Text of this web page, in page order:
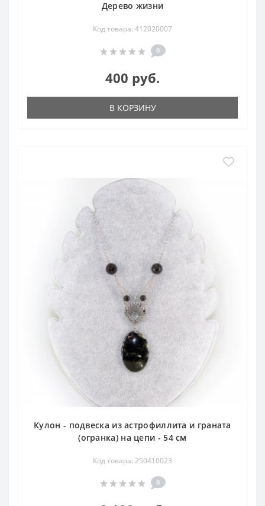
Дерево жизни
Код товара: 412020007
0
400 руб.
В КОРЗИНУ
Кулон - подвеска из астрофиллита и граната
(огранка) на цепи - 54 см
Код товара: 250410023
0